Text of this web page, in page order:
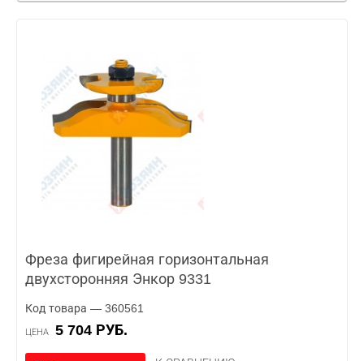
Фреза фигирейная горизонтальная
двухсторонняя Энкор 9331
Код товара — 360561
ЦЕНА 5 704 РУБ.